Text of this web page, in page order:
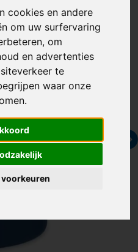
cookies en andere
om uw surfervaring
om
en advertenties
te
waar onze